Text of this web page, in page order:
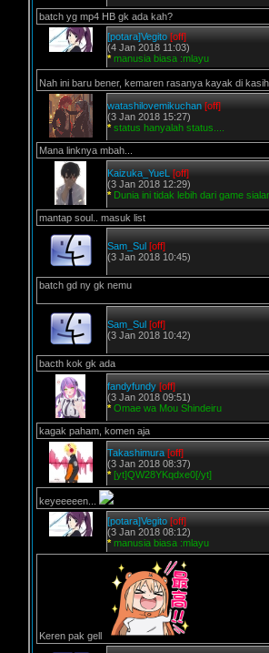
batch yg mp4 HB gk ada kah?
[potara]Vegito [off]
(4 Jan 2018 11:03)
* manusia biasa :mlayu
Nah ini baru bener, kemaren rasanya kayak di
watashilovemikuchan [off]
(3 Jan 2018 15:27)
* status hanyalah status....
Mana linknya mbah...
Kaizuka_YueL [off]
(3 Jan 2018 12:29)
* Dunia ini tidak lebih dari game
mantap soul.. masuk list
Sam_Sul [off]
(3 Jan 2018 10:45)
batch gd ny gk nemu
Sam_Sul [off]
(3 Jan 2018 10:42)
bacth kok gk ada
fandyfundy [off]
(3 Jan 2018 09:51)
* Omae wa Mou Shindeiru
kagak paham, komen aja
Takashimura [off]
(3 Jan 2018 08:37)
* [yt]QW28YKqdxe0[/yt]
keyeeeeen...
[potara]Vegito [off]
(3 Jan 2018 08:12)
* manusia biasa :mlayu
Keren pak gell